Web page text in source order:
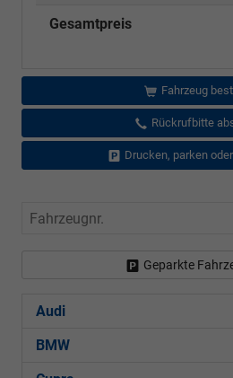
Gesamtpreis
Fahrzeug
Rückrufbitte
Drucken, parken
Fahrzeugnr.
Geparkte
Audi
BMW